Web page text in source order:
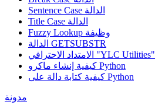
Sentence Case الدالة
Title Case الدالة
Fuzzy Lookup وظيفة
الدالة GETSUBSTR
الامتداد الاحترافي "YLC Utilities"
كيفية إنشاء ماكرو Python
كيفية كتابة دالة على Python
مدونة